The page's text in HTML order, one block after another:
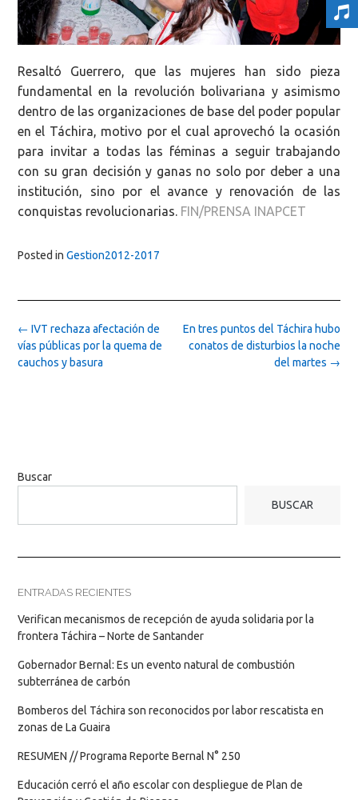
Resaltó Guerrero, que las mujeres han sido pieza
fundamental en la revolución bolivariana y asimismo
dentro de las organizaciones de base del poder popular
en el Táchira, motivo por el cual aprovechó la ocasión
para invitar a todas las féminas a seguir trabajando
con su gran decisión y ganas no solo por deber a una
institución, sino por el avance y renovación de las
conquistas revolucionarias. FIN/PRENSA INAPCET
Posted in Gestion2012-2017
Post
navigation
En tres puntos del Táchira hubo
conatos de disturbios la noche
del martes →
← IVT rechaza afectación de
vías públicas por la quema de
cauchos y basura
Buscar
BUSCAR
ENTRADAS RECIENTES
Verifican mecanismos de recepción de ayuda solidaria por la
frontera Táchira – Norte de Santander
Gobernador Bernal: Es un evento natural de combustión
subterránea de carbón
Bomberos del Táchira son reconocidos por labor rescatista en
zonas de La Guaira
RESUMEN // Programa Reporte Bernal N° 250
Educación cerró el año escolar con despliegue de Plan de